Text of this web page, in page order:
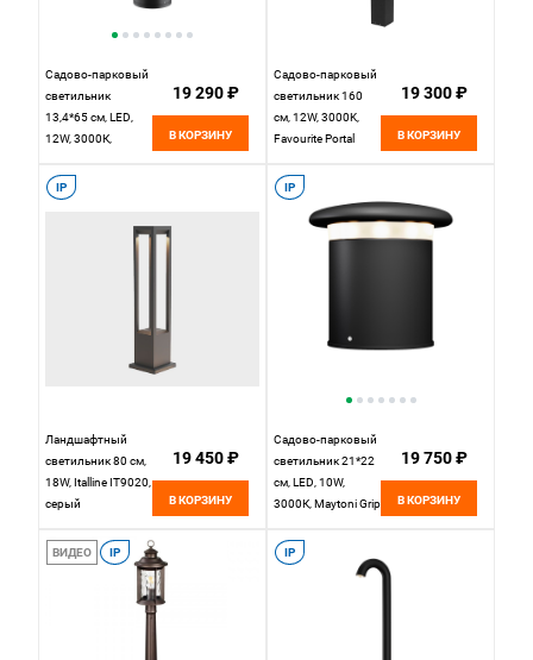
Садово-парковый
светильник
13,4*65 см, LED,
12W, 3000К,
O439FL-L12GF3K
серый
19 290 ₽
В КОРЗИНУ
Садово-парковый
светильник 160
см, 12W, 3000K,
Favourite Portal
19 300 ₽
В КОРЗИНУ
IP
Ландшафтный
светильник 80 см,
18W, Italline IT9020,
серый
19 450 ₽
В КОРЗИНУ
IP
Садово-парковый
светильник 21*22
см, LED, 10W,
3000К, Maytoni Grip
серый
19 750 ₽
В КОРЗИНУ
ВИДЕО IP IP